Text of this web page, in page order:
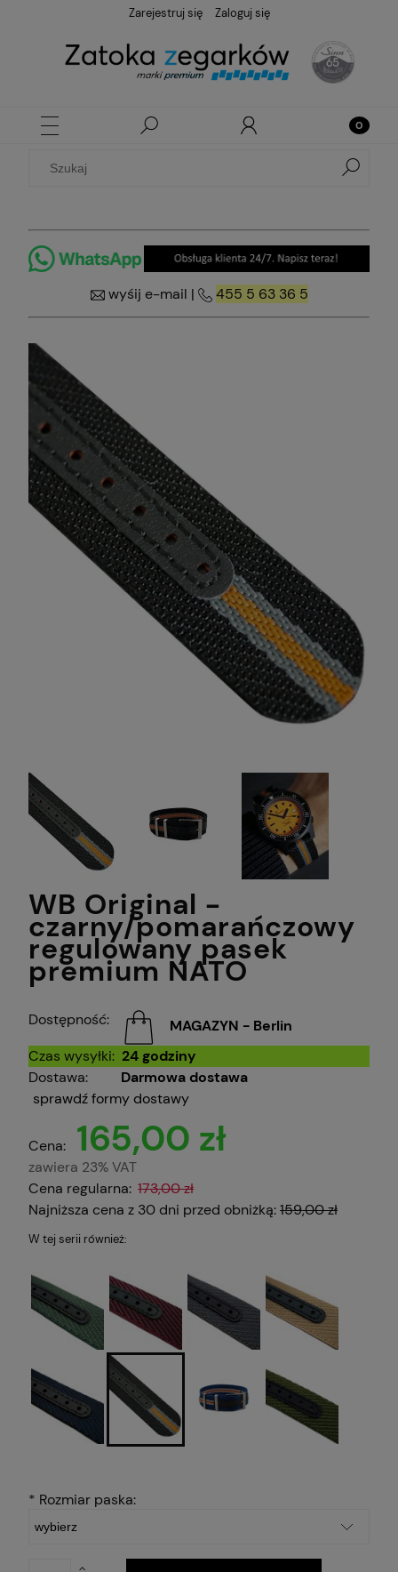
Zarejestruj się Zaloguj się
wyśij e-mail | 455 5 63 36 5
WB Original -
czarny/pomarańczowy
regulowany pasek
premium NATO
Dostępność:
MAGAZYN - Berlin
Czas wysyłki: 24 godziny
Dostawa:
Darmowa dostawa
sprawdź formy dostawy
Cena: 165,00 zł
zawiera 23% VAT
Cena regularna: 173,00 zł
Najniższa cena z 30 dni przed obniżką:159,00 zł
W tej serii również:
* Rozmiar paska: